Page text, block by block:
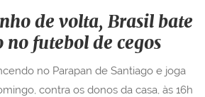
de volta, Brasil bate
no futebol de cegos
no Parapan de Santiago e joga
contra os donos da casa, às 16h